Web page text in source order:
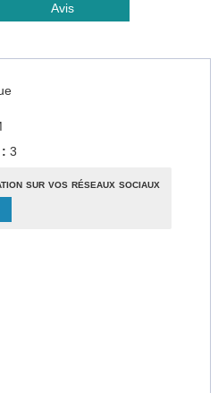
Avis
:3
sur vos réseaux sociaux